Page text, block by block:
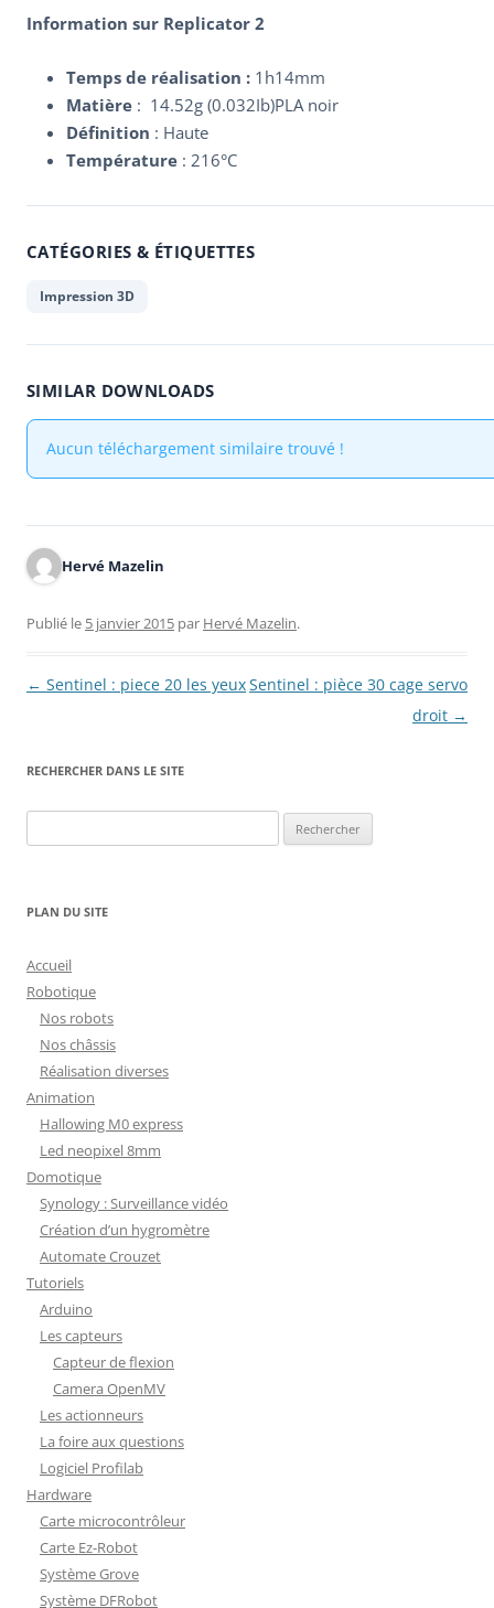
Information sur Replicator 2
Temps de réalisation : 1h14mm
Matière : 14.52g (0.032Ib)PLA noir
Définition : Haute
Température : 216°C
CATÉGORIES & ÉTIQUETTES
Impression 3D
SIMILAR DOWNLOADS
Aucun téléchargement similaire trouvé !
Hervé Mazelin
Publié le 5 janvier 2015 par Hervé Mazelin.
Navigation
← Sentinel : piece 20 les yeuxSentinel : pièce 30 cage servo
droit →
RECHERCHER DANS LE SITE
PLAN DU SITE
Accueil
Robotique
Nos robots
Nos châssis
Réalisation diverses
Animation
Hallowing M0 express
Led neopixel 8mm
Domotique
Synology : Surveillance vidéo
Création d’un hygromètre
Automate Crouzet
Tutoriels
Arduino
Les capteurs
Capteur de flexion
Camera OpenMV
Les actionneurs
La foire aux questions
Logiciel Profilab
Hardware
Carte microcontrôleur
Carte Ez-Robot
Système Grove
Système DFRobot